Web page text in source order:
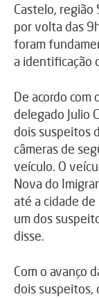
Castelo, região
por volta das
foram
a identificação
De acordo com
delegado Julio
dois suspeitos
câmeras de
veículo. O
Nova do
até a cidade
um dos
disse.
Com o avanço
dois suspeitos,